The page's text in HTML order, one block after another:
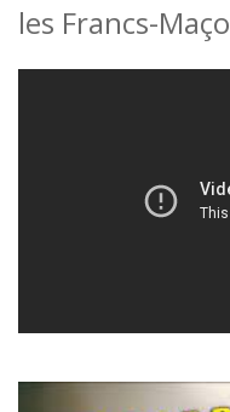
les Francs-